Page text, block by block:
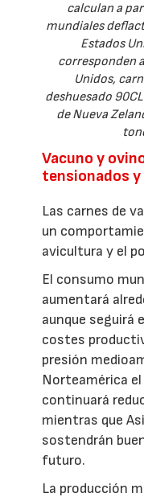
calculan a
mundiales
Estados
corresponden
Unidos,
deshuesado
de Nueva
Vacuno y
tensionados
Las carnes de
un
avicultura y el
El consumo
aumentará
aunque seguirá
costes
presión
Norteamérica
continuará
mientras que
sostendrán
futuro.
La producción